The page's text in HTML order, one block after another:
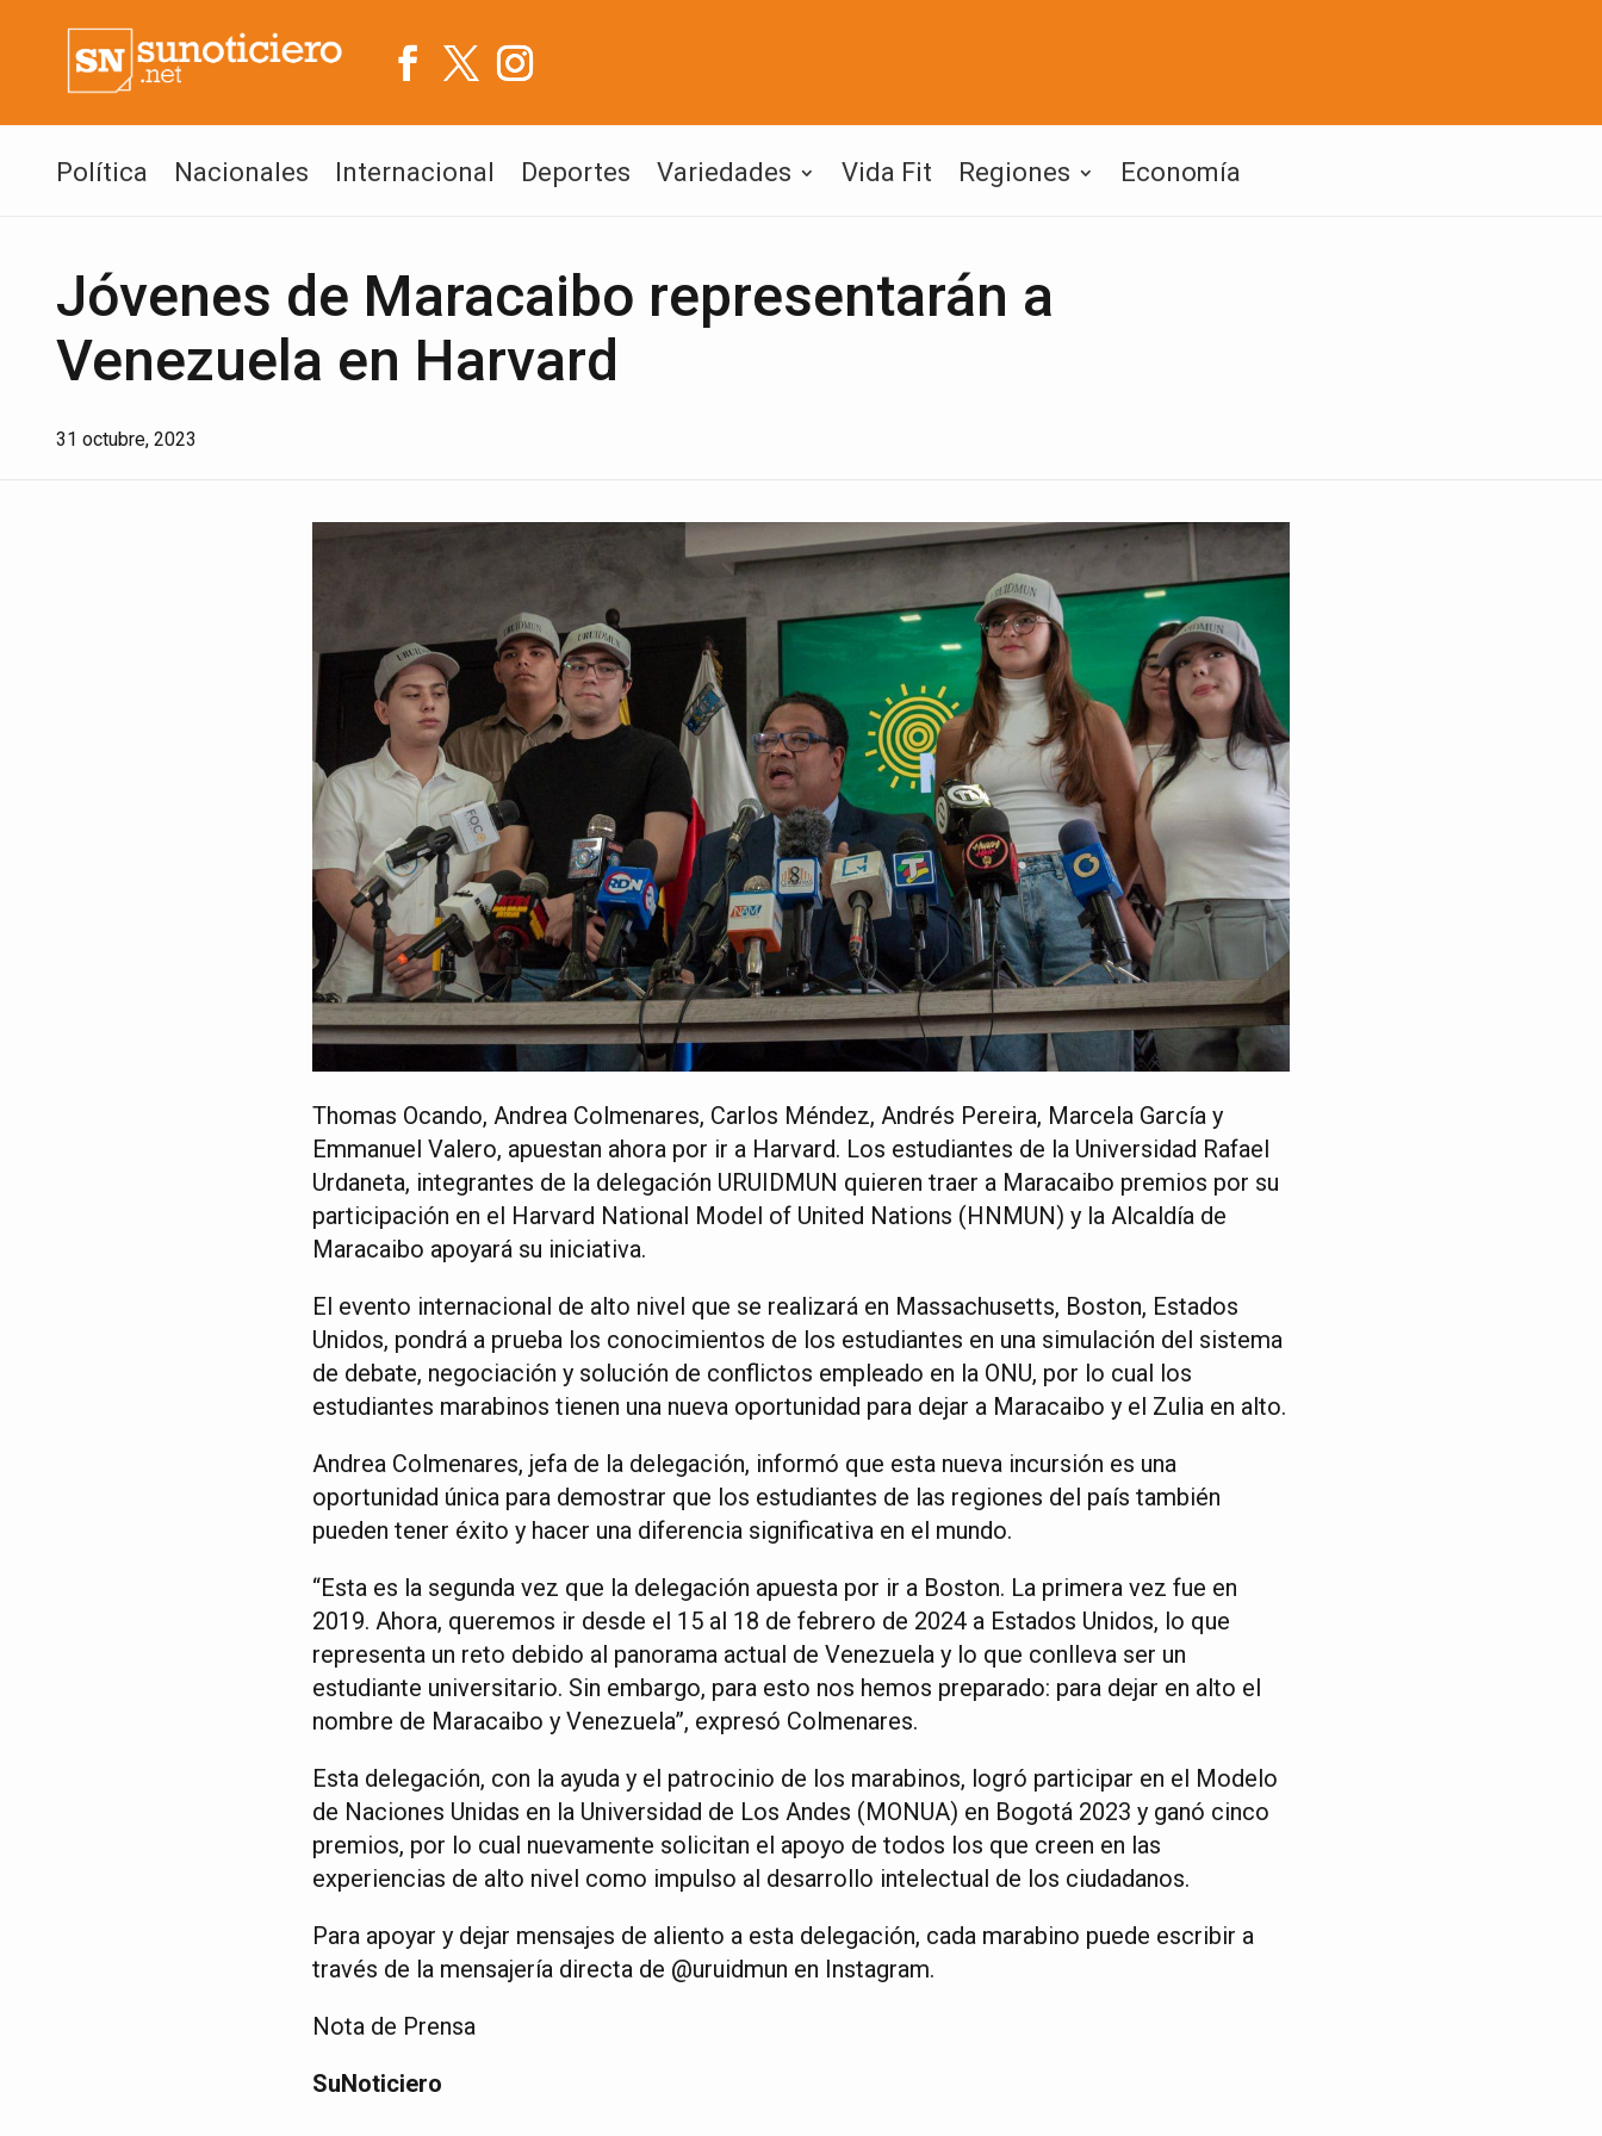
Política Nacionales Internacional Deportes Variedades Vida Fit Regiones Economía
Jóvenes de Maracaibo representarán a
Venezuela en Harvard
31 octubre, 2023
Thomas Ocando, Andrea Colmenares, Carlos Méndez, Andrés Pereira, Marcela García y
Emmanuel Valero, apuestan ahora por ir a Harvard. Los estudiantes de la Universidad Rafael
Urdaneta, integrantes de la delegación URUIDMUN quieren traer a Maracaibo premios por su
participación en el Harvard National Model of United Nations (HNMUN) y la Alcaldía de
Maracaibo apoyará su iniciativa.
El evento internacional de alto nivel que se realizará en Massachusetts, Boston, Estados
Unidos, pondrá a prueba los conocimientos de los estudiantes en una simulación del sistema
de debate, negociación y solución de conflictos empleado en la ONU, por lo cual los
estudiantes marabinos tienen una nueva oportunidad para dejar a Maracaibo y el Zulia en alto.
Andrea Colmenares, jefa de la delegación, informó que esta nueva incursión es una
oportunidad única para demostrar que los estudiantes de las regiones del país también
pueden tener éxito y hacer una diferencia significativa en el mundo.
“Esta es la segunda vez que la delegación apuesta por ir a Boston. La primera vez fue en
2019. Ahora, queremos ir desde el 15 al 18 de febrero de 2024 a Estados Unidos, lo que
representa un reto debido al panorama actual de Venezuela y lo que conlleva ser un
estudiante universitario. Sin embargo, para esto nos hemos preparado: para dejar en alto el
nombre de Maracaibo y Venezuela”, expresó Colmenares.
Esta delegación, con la ayuda y el patrocinio de los marabinos, logró participar en el Modelo
de Naciones Unidas en la Universidad de Los Andes (MONUA) en Bogotá 2023 y ganó cinco
premios, por lo cual nuevamente solicitan el apoyo de todos los que creen en las
experiencias de alto nivel como impulso al desarrollo intelectual de los ciudadanos.
Para apoyar y dejar mensajes de aliento a esta delegación, cada marabino puede escribir a
través de la mensajería directa de @uruidmun en Instagram.
Nota de Prensa
SuNoticiero